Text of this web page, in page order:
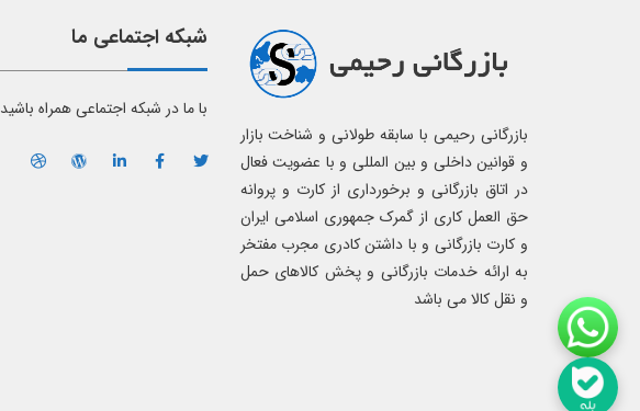
بازرگانی رحیمی با سابقه طولانی و شناخت بازار
و قوانین داخلی و بین المللی و با عضویت فعال
در اتاق بازرگانی و برخورداری از کارت و پروانه
حق العمل کاری از گمرک جمهوری اسلامی ایران
و کارت بازرگانی و با داشتن کادری مجرب مفتخر
به ارائه خدمات بازرگانی و پخش کالاهای حمل
و نقل کالا می باشد
شبکه اجتماعی ما
با ما در شبکه اجتماعی همراه باشید